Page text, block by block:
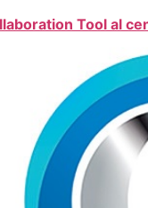
Tool al